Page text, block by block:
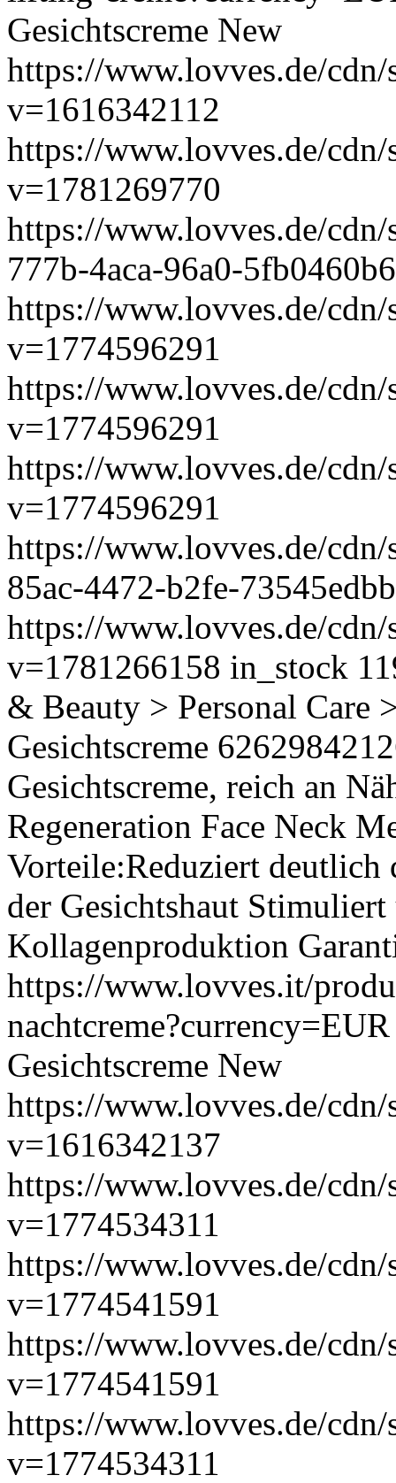
Gesichtscreme New
https://www.lovves.de/
v=1616342112
https://www.lovves.de/
v=1781269770
https://www.lovves.de/
777b-4aca-96a0-
https://www.lovves.de/
v=1774596291
https://www.lovves.de/
v=1774596291
https://www.lovves.de/
v=1774596291
https://www.lovves.de/
85ac-4472-b2fe-
https://www.lovves.de/
v=1781266158 in_stock
& Beauty > Personal Care
Gesichtscreme
Gesichtscreme, reich an
Regeneration Face Neck
Vorteile:Reduziert deutlich
der Gesichtshaut
Kollagenproduktion
https://www.lovves.it/
Gesichtscreme New
https://www.lovves.de/
v=1616342137
https://www.lovves.de/
v=1774534311
https://www.lovves.de/
v=1774541591
https://www.lovves.de/
v=1774541591
https://www.lovves.de/
v=1774534311